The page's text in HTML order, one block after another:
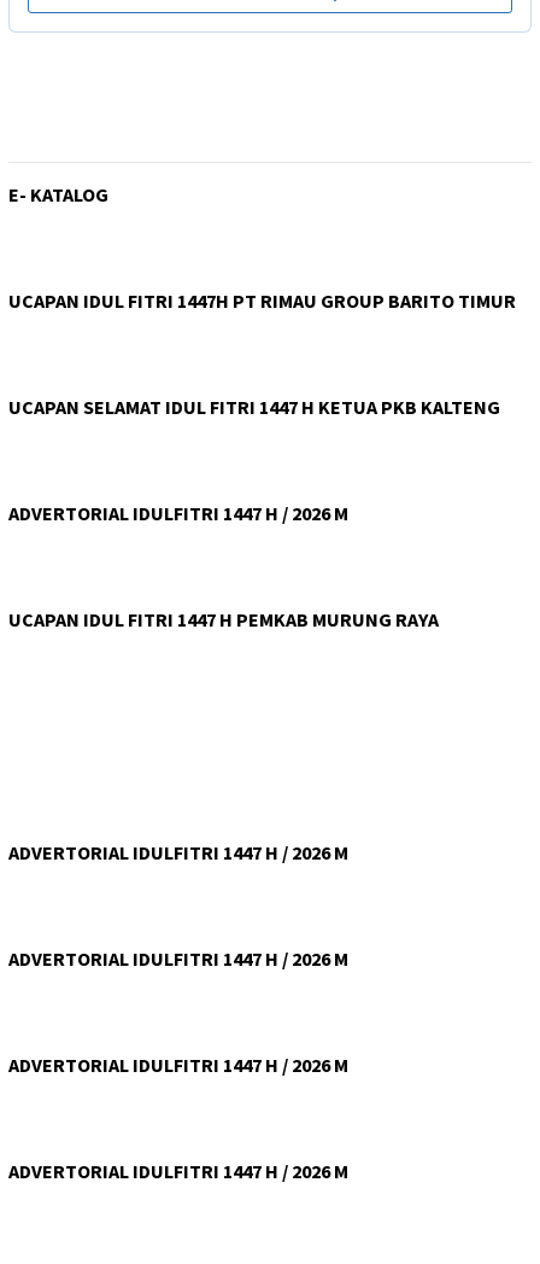
E- KATALOG
UCAPAN IDUL FITRI 1447H PT RIMAU GROUP BARITO TIMUR
UCAPAN SELAMAT IDUL FITRI 1447 H KETUA PKB KALTENG
ADVERTORIAL IDULFITRI 1447 H / 2026 M
UCAPAN IDUL FITRI 1447 H PEMKAB MURUNG RAYA
ADVERTORIAL IDULFITRI 1447 H / 2026 M
ADVERTORIAL IDULFITRI 1447 H / 2026 M
ADVERTORIAL IDULFITRI 1447 H / 2026 M
ADVERTORIAL IDULFITRI 1447 H / 2026 M